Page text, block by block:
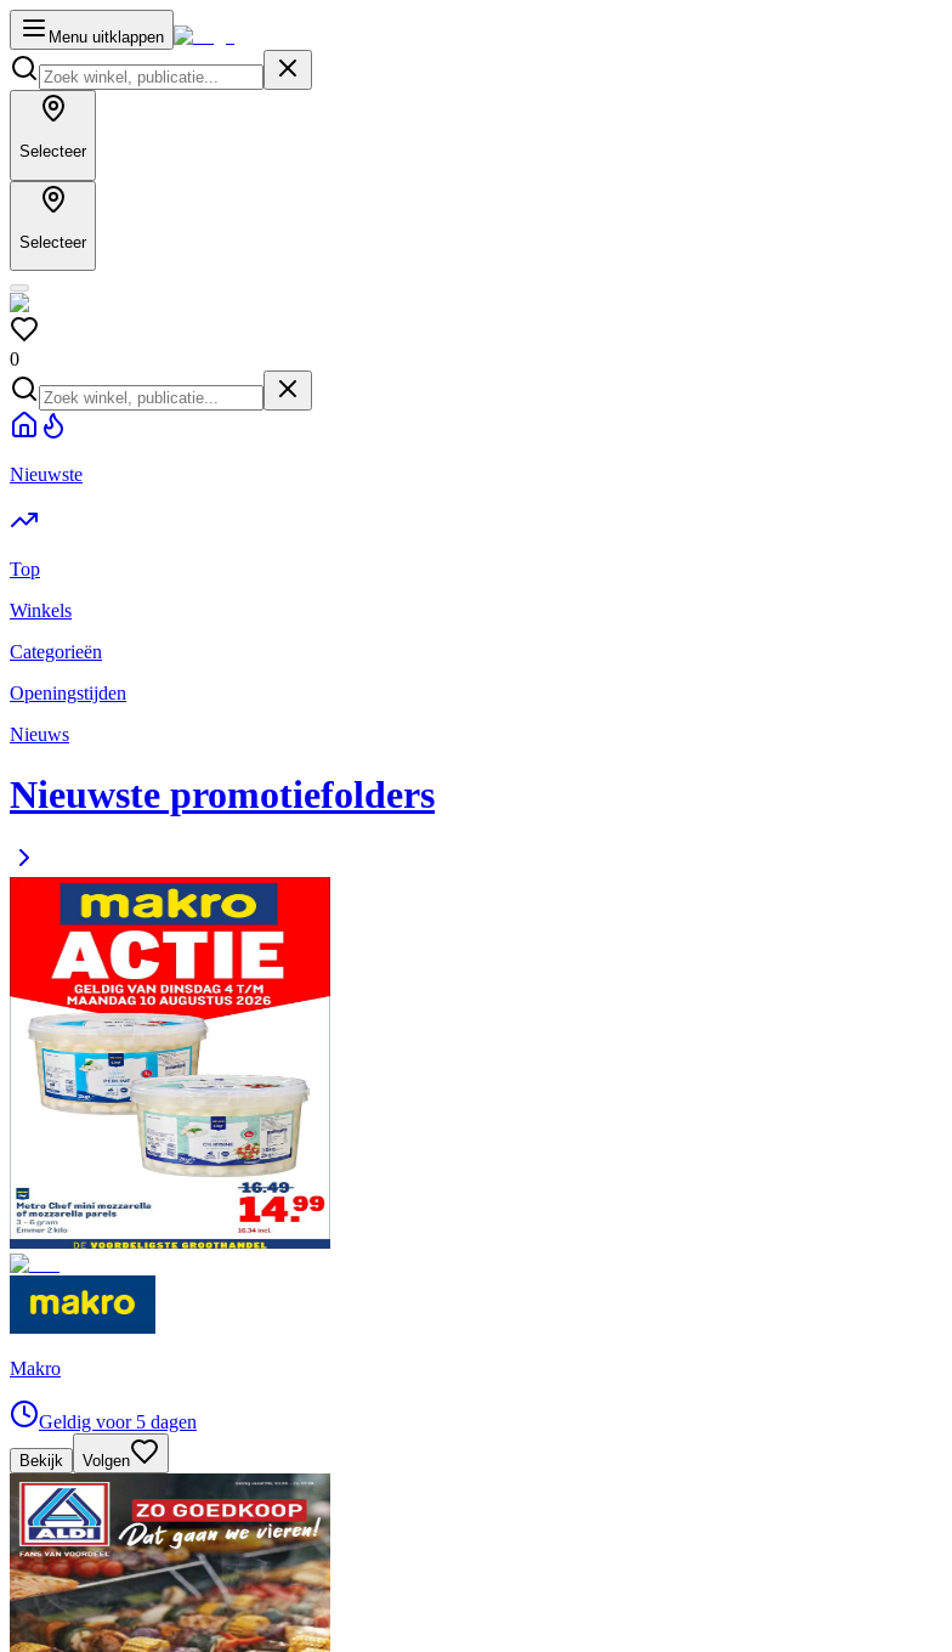
Menu uitklappen
Selecteer
Selecteer
0
Nieuwste
Top
Winkels
Categorieën
Openingstijden
Nieuws
Nieuwste promotiefolders
Makro
Geldig voor 5 dagen
Bekijk Volgen